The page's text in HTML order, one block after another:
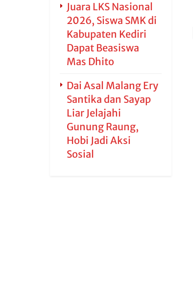
Juara LKS Nasional
2026, Siswa SMK di
Kabupaten Kediri
Dapat Beasiswa
Mas Dhito
Dai Asal Malang Ery
Santika dan Sayap
Liar Jelajahi
Gunung Raung,
Hobi Jadi Aksi
Sosial